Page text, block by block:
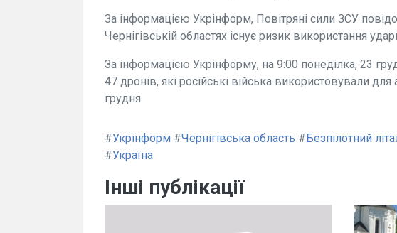
За інформацією Укрінформ, Повітряні сили ЗСУ
Чернігівській областях існує ризик використання
За інформацією Укрінформу, на 9:00 понеділка, 23
47 дронів, які російські війська використовували для
грудня.
#Укрінформ #Чернігівська область #Безпілотний
#Україна
Інші публікації